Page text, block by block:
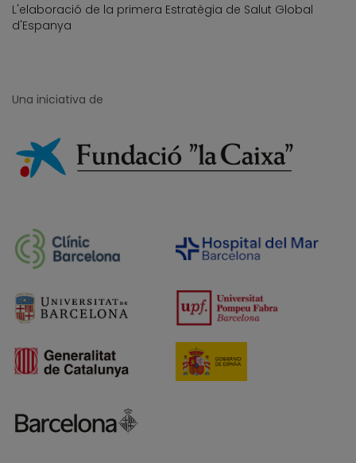
L'elaboració de la primera Estratègia de Salut Global
d'Espanya
Una iniciativa de